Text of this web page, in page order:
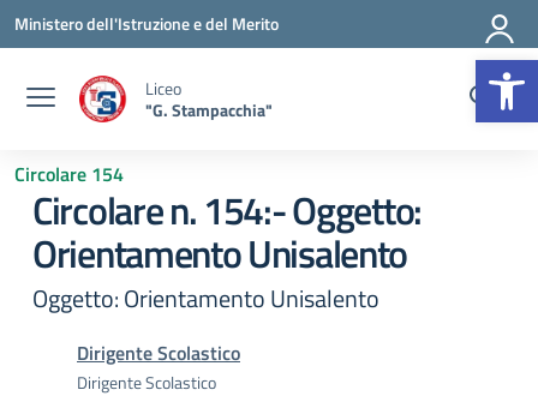
Vai ai contenuti
Vai al menu di navigazione
Vai al footer
Ministero dell'Istruzione e del Merito
Liceo
"G. Stampacchia"
Circolare 154
Circolare n. 154:- Oggetto:
Orientamento Unisalento
Oggetto: Orientamento Unisalento
Dirigente Scolastico
Dirigente Scolastico